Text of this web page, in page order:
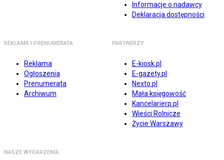
Informacje o nadawcy
Deklaracja dostępności
REKLAMA I PRENUMERATA
Reklama
Ogłoszenia
Prenumerata
Archiwum
PARTNERZY
E-kiosk.pl
E-gazety.pl
Nexto.pl
Mała księgowość
Kancelarierp.pl
Wieści Rolnicze
Życie Warszawy
NASZE WYDARZENIA